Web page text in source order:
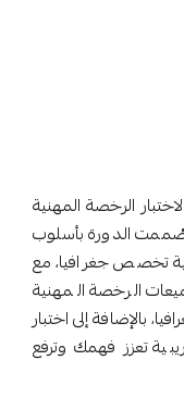
الرخصة المهنية
الدورة بأسلوب
تخصص جغرافيا، مع
الرخصة المهنية
بالإضافة إلى اختبار
تعزز فهمك وترفع